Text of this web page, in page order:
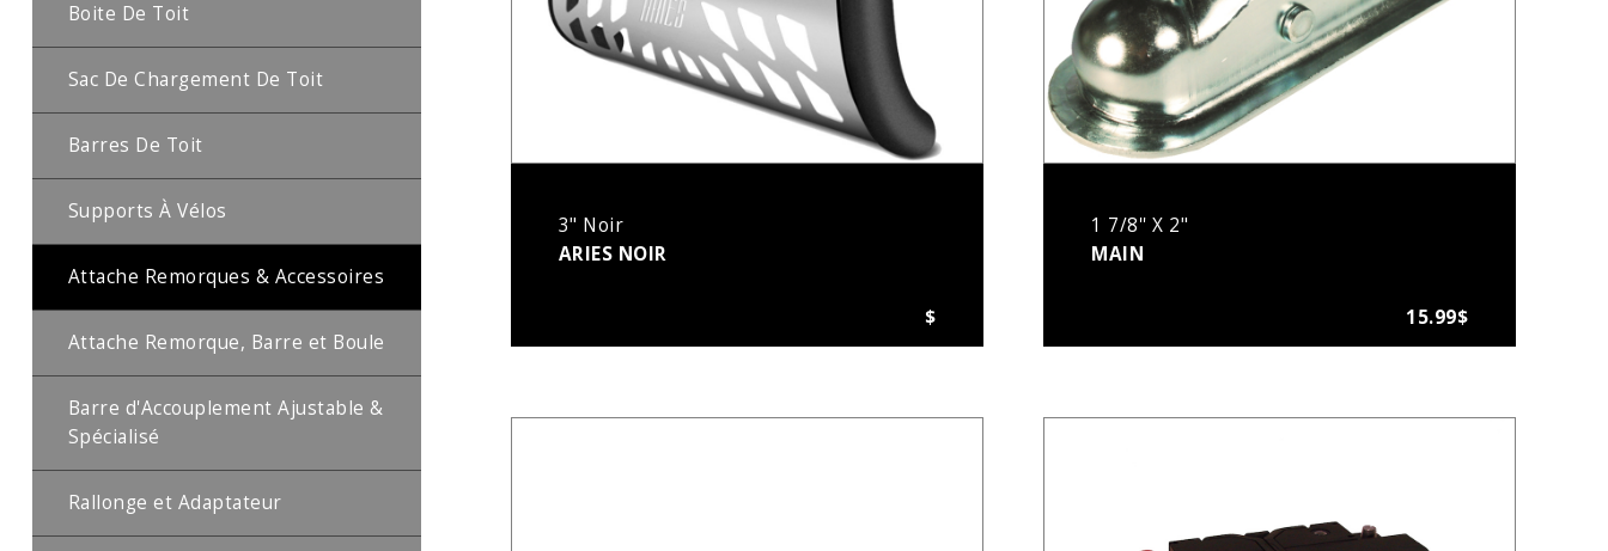
Boite De Toit
Sac De Chargement De Toit
Barres De Toit
Supports À Vélos
Attache Remorques & Accessoires
Attache Remorque, Barre et Boule
Barre d'Accouplement Ajustable &
Spécialisé
Rallonge et Adaptateur
3" Noir
ARIES NOIR
$
1 7/8'' X 2"
MAIN
15.99$